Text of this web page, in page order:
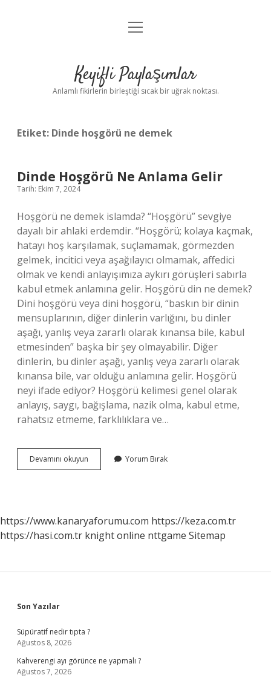
Anasayfa
Yasal Uyarı
menüyü
Keyifli Paylaşımlar
Anlamlı fikirlerin birleştiği sıcak bir uğrak noktası.
Etiket: Dinde hoşgörü ne demek
Dinde Hoşgörü Ne Anlama Gelir
Tarih: Ekim 7, 2024
Hoşgörü ne demek islamda? “Hoşgörü” sevgiye
dayalı bir ahlaki erdemdir. “Hoşgörü; kolaya kaçmak,
hatayı hoş karşılamak, suçlamamak, görmezden
gelmek, incitici veya aşağılayıcı olmamak, affedici
olmak ve kendi anlayışımıza aykırı görüşleri sabırla
kabul etmek anlamına gelir. Hoşgörü din ne demek?
Dini hoşgörü veya dini hoşgörü, “baskın bir dinin
mensuplarının, diğer dinlerin varlığını, bu dinler
aşağı, yanlış veya zararlı olarak kınansa bile, kabul
etmesinden” başka bir şey olmayabilir. Diğer
dinlerin, bu dinler aşağı, yanlış veya zararlı olarak
kınansa bile, var olduğu anlamına gelir. Hoşgörü
neyi ifade ediyor? Hoşgörü kelimesi genel olarak
anlayış, saygı, bağışlama, nazik olma, kabul etme,
rahatsız etmeme, farklılıklara ve…
Devamını okuyun
Hoşgörü
Yorum Bırak
https://www.kanaryaforumu.com https://keza.com.tr
https://hasi.com.tr knight online nttgame Sitemap
Sidebar
Son Yazılar
Süpüratif nedir tıpta ?
Ağustos 8, 2026
Kahverengi ayı görünce ne yapmalı ?
Ağustos 7, 2026